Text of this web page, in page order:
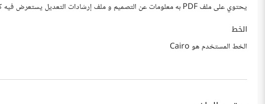
يحتوي على ملف PDF به معلومات عن التصميم و ملف إرشادات التعديل يستعرض فيه كل جزء من التصميم ليمكنك التعديل بسهولة تامة.
الخط
الخط المستخدم هو Cairo